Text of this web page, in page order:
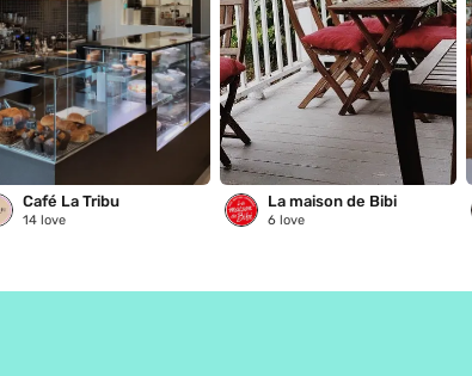
Café La Tribu
14 love
La maison de Bibi
6 love